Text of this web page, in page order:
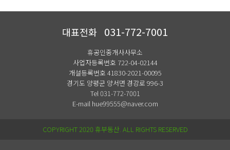
대표전화 031-772-7001
휴공인중개사사무소
사업자등록번호 722-04-02144
개설등록번호 41830-2021-00095
경기도 양평군 양서면 경강로 996-3
Tel 031-772-7001
E-mail hue99555@naver.com
COPYRIGHT 2020 휴부동산. ALL RIGHTS RESERVED